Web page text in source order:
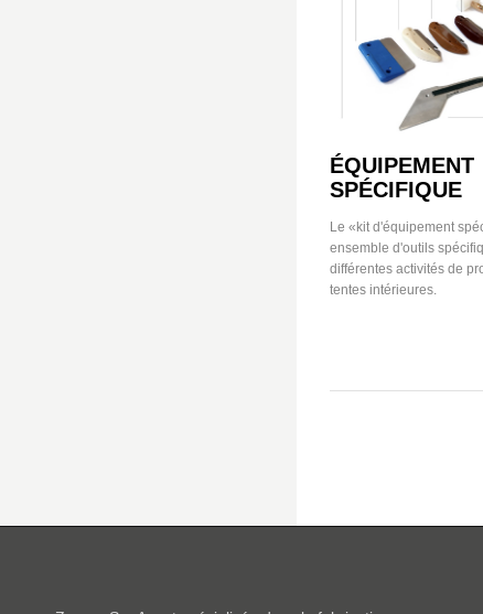
ÉQUIPEMENT
SPÉCIFIQUE
Le «kit d'équipement
ensemble d'outils
différentes activités de
tentes intérieures.